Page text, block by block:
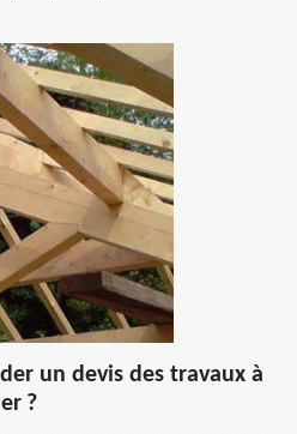
un devis des travaux à
?